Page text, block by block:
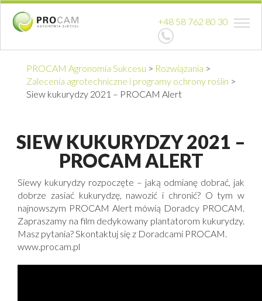
+48 58 762 80 30
PROCAM Agronomia Sukcesu > Rozwiązania >
Zalecenia agrotechniczne i programy ochrony roślin >
Siew kukurydzy 2021 – PROCAM Alert
SIEW KUKURYDZY 2021 –
PROCAM ALERT
Siewy kukurydzy rozpoczęte – jaką odmianę dobrać, jak
dobrze zasiać kukurydzę, nawozić i chronić? O tym w
najnowszym PROCAM Alert mówią Doradcy PROCAM.
Zapraszamy na film dedykowany plantatorom kukurydzy.
Masz pytania? Skontaktuj się z Doradcami PROCAM.
www.procam.pl